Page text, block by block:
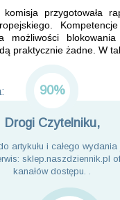
przygotowała
możliwości
praktycznie żadne. W
90%
Drogi Czytelniku,
artykułu i całego wydania
sklep.naszdziennik.pl
kanałów dostępu. .